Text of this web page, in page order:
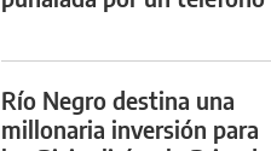
Río Negro destina una
millonaria inversión para